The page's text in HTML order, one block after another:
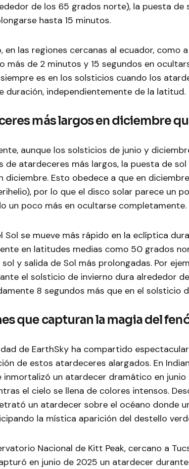
de los 65 grados norte), la puesta de
hasta 15 minutos.
en las regiones cercanas al ecuador, como
más de 2 minutos y 15 segundos en
es en los solsticios cuando los
duración, independientemente de la latitud.
más largos en diciembre
aunque los solsticios de junio y
de atardeceres más largos, la puesta de
diciembre. Esto obedece a que en
por lo que el disco solar parece un
un poco más en ocultarse completamente.
Sol se mueve más rápido en la eclíptica
en latitudes medias como 50 grados
y salida de Sol más prolongadas. Por
el solsticio de invierno dura alrededor
8 segundos más que en el solsticio
que capturan la magia del
de EarthSky ha compartido
de estos atardeceres alargados. En
inmortalizó un atardecer dramático en junio
el cielo se llena de colores intensos.
un atardecer sobre el océano donde
la mística aparición del destello
Nacional de Kitt Peak, cercano a
en junio de 2025 un atardecer